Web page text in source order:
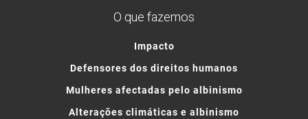
O que fazemos
Impacto
Defensores dos direitos humanos
Mulheres afectadas pelo albinismo
Alterações climáticas e albinismo